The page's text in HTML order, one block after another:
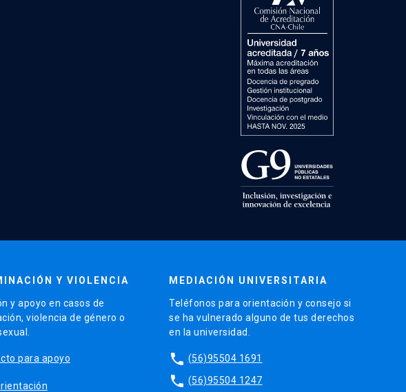
Y VIOLENCIA
y apoyo en casos de
violencia de género o
para apoyo
MEDIACIÓN UNIVERSITARIA
Teléfonos para orientación y consejo si
se ha vulnerado alguno de tus derechos
en la universidad.
phone (56)95504 1691
phone (56)95504 1247